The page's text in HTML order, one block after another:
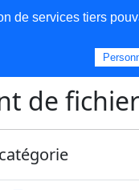
de
de services tiers